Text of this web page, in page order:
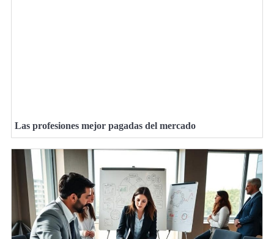
Las profesiones mejor pagadas del mercado